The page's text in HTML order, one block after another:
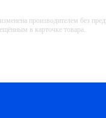
производителем без
в карточке товара.